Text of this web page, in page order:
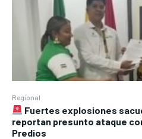
Regional
Fuertes explosiones
reportan presunto ataque
Predios